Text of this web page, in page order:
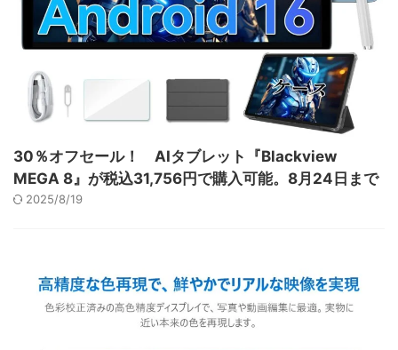
30％オフセール！ AIタブレット『Blackview
MEGA 8』が税込31,756円で購入可能。8月24日まで
2025/8/19